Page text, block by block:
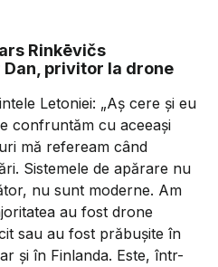
Rinkēvičs
privitor la drone
Letoniei: „Aș cere și eu
confruntăm cu aceeași
mă refeream când
Sistemele de apărare nu
nu sunt moderne. Am
au fost drone
sau au fost prăbușite în
și în Finlanda. Este, într-